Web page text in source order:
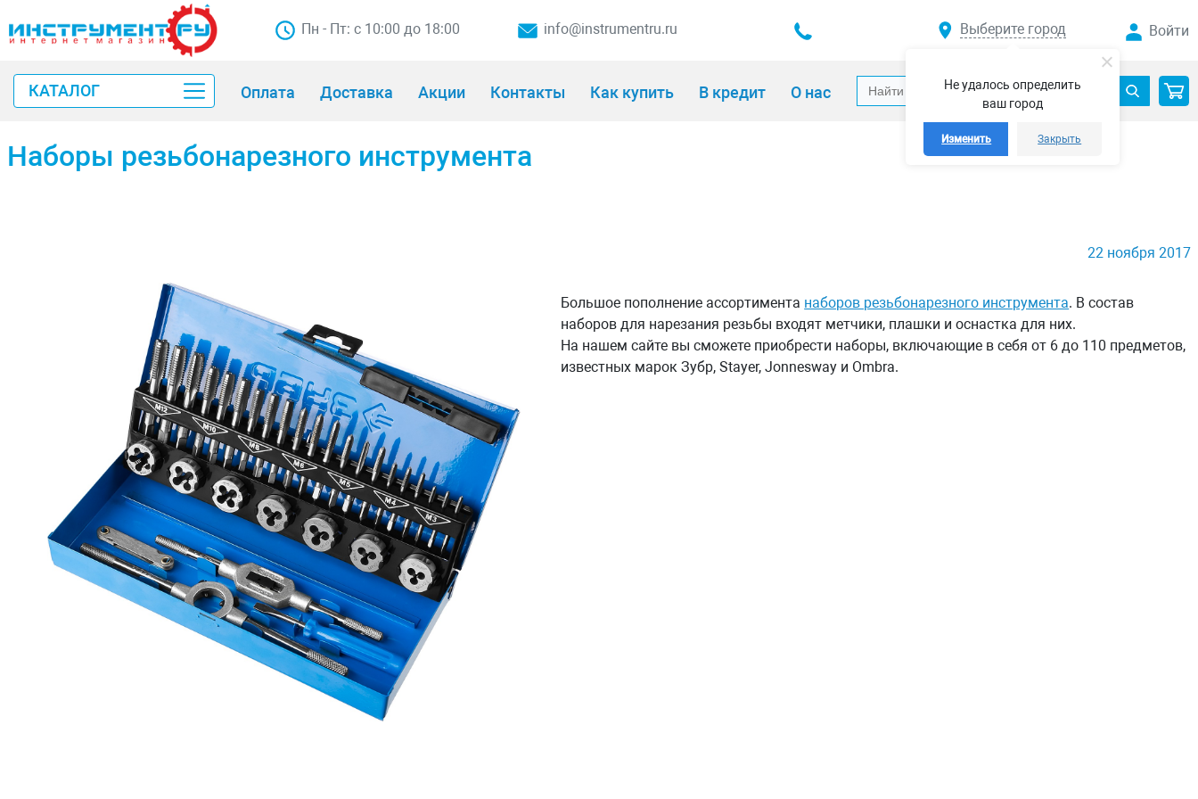
Не удалось определить
ваш город
Изменить Закрыть
Пн - Пт: с 10:00 до 18:00 info@instrumentru.ru Выберите город Войти
КАТАЛОГ Оплата Доставка Акции Контакты Как купить В кредит О нас
Наборы резьбонарезного инструмента
22 ноября 2017
Большое пополнение ассортимента наборов резьбонарезного инструмента. В состав
наборов для нарезания резьбы входят метчики, плашки и оснастка для них.
На нашем сайте вы сможете приобрести наборы, включающие в себя от 6 до 110 предметов,
известных марок Зубр, Stayer, Jonnesway и Ombra.